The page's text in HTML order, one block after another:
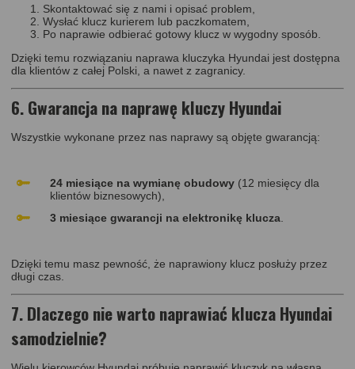
Skontaktować się z nami i opisać problem,
Wysłać klucz kurierem lub paczkomatem,
Po naprawie odbierać gotowy klucz w wygodny sposób.
Dzięki temu rozwiązaniu naprawa kluczyka Hyundai jest dostępna
dla klientów z całej Polski, a nawet z zagranicy.
6. Gwarancja na naprawę kluczy Hyundai
Wszystkie wykonane przez nas naprawy są objęte gwarancją:
24 miesiące na wymianę obudowy (12 miesięcy dla
klientów biznesowych),
3 miesiące gwarancji na elektronikę klucza
Dzięki temu masz pewność, że naprawiony klucz posłuży przez
długi czas.
7. Dlaczego nie warto naprawiać klucza Hyundai
samodzielnie?